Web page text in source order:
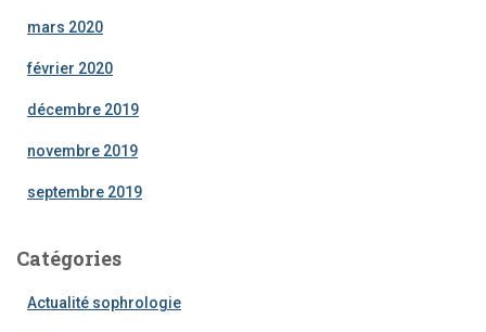
mars 2020
février 2020
décembre 2019
novembre 2019
septembre 2019
Catégories
Actualité sophrologie